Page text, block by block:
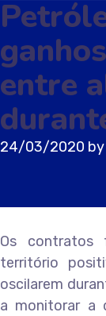
entre
24/03/2020 by
Os contratos
território
oscilarem
a monitorar a